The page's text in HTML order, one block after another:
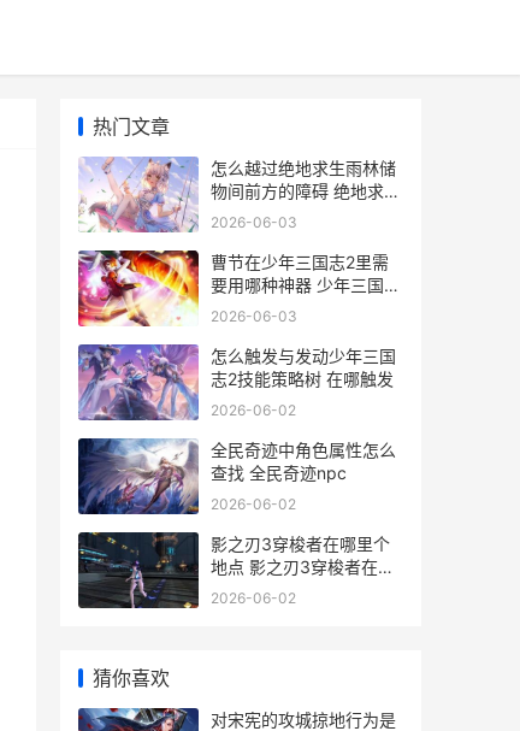
热门文章
怎么越过绝地求生雨林储
物间前方的障碍 绝地求生
怎么跳过身份验证
2026-06-03
曹节在少年三国志2里需
要用哪种神器 少年三国志
魏国曹操阵容
2026-06-03
怎么触发与发动少年三国
志2技能策略树 在哪触发
2026-06-02
全民奇迹中角色属性怎么
查找 全民奇迹npc
2026-06-02
影之刃3穿梭者在哪里个
地点 影之刃3穿梭者在哪
里
2026-06-02
猜你喜欢
对宋宪的攻城掠地行为是